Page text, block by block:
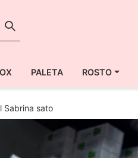
PALETA ROSTO
Sabrina sato